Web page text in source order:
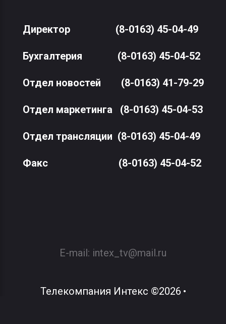
Директор (8-0163) 45-04-49
Бухгалтерия (8-0163) 45-04-52
Отдел новостей (8-0163) 41-79-29
Отдел маркетинга (8-0163) 45-04-53
Отдел трансляции (8-0163) 45-04-49
Факс(8-0163) 45-04-52
E-mail: intex_tv@mail.ru
Телекомпания Интекс ©2026